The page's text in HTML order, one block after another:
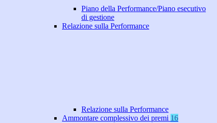
Piano della Performance/Piano esecutivo
di gestione
Relazione sulla Performance
Relazione sulla Performance
Ammontare complessivo dei premi 16